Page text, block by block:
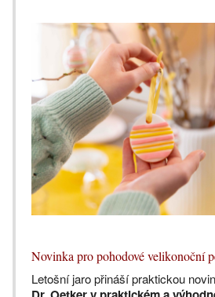
Novinka pro pohodové velikonoční
Letošní jaro přináší praktickou